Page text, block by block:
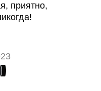
приятно,